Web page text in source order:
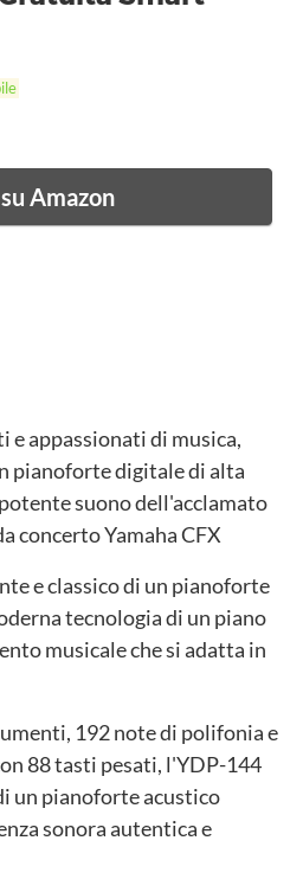
Amazon
e appassionati di musica,
pianoforte digitale di alta
suono dell'acclamato
concerto Yamaha CFX
e classico di un pianoforte
tecnologia di un piano
musicale che si adatta in
192 note di polifonia e
88 tasti pesati, l'YDP-144
un pianoforte acustico
sonora autentica e